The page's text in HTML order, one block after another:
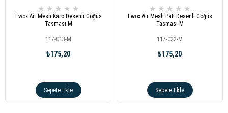
★ ★ ★ ★ ★
Ewox Air Mesh Karo Desenli Göğüs
Tasması M
117-013-M
₺175,20
Sepete Ekle
★ ★ ★ ★ ★
Ewox Air Mesh Pati Desenli Göğüs
Tasması M
117-022-M
₺175,20
Sepete Ekle